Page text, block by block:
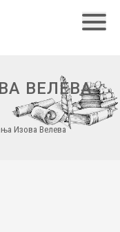
ВЕЛЕВА
Изова Велева